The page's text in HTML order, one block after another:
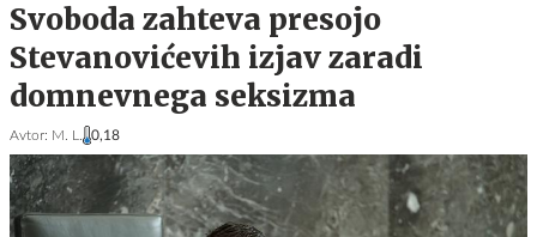
Svoboda zahteva presojo
Stevanovićevih izjav zaradi
domnevnega seksizma
Avtor: M. L. 0,18